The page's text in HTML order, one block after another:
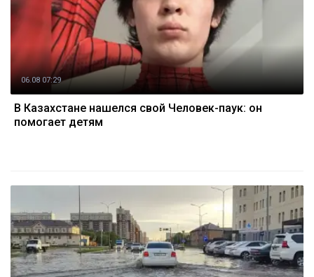
06.08 07:29
В Казахстане нашелся свой Человек-паук: он
помогает детям